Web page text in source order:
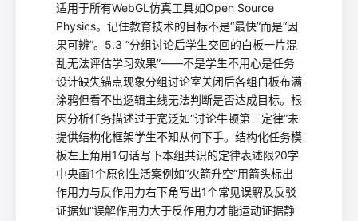
适用于所有WebGL仿真工具如Open Source
Physics。记住教育技术的目标不是“最快”而是“因
果可辨”。5.3 “分组讨论后学生交回的白板一片混
乱无法评估学习效果”——不是学生不用心是任务
设计缺失锚点现象分组讨论室关闭后各组白板布满
涂鸦但看不出逻辑主线无法判断是否达成目标。根
因分析任务描述过于宽泛如“讨论牛顿第三定律”未
提供结构化框架学生不知从何下手。结构化任务模
板左上角用1句话写下本组共识的定律表述限20字
中央画1个原创生活案例如“火箭升空”用箭头标出
作用力与反作用力右下角写出1个常见误解及反驳
证据如“误解作用力大于反作用力才能运动证据静